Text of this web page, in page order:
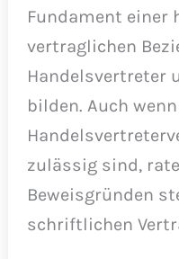
Fundament einer
vertraglichen
Handelsvertreter
bilden. Auch
zulässig sind,
Beweisgründen
schriftlichen